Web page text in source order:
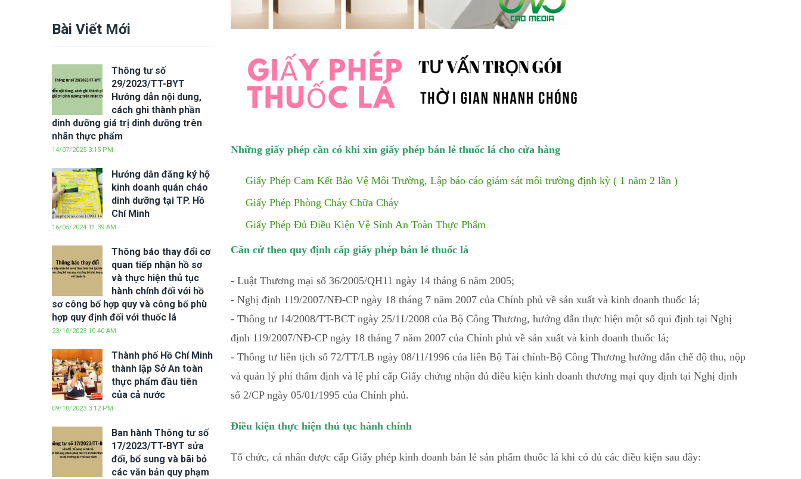
Những giấy phép cần có khi xin giấy phép bán lẻ thuốc lá cho cửa hàng
Giấy Phép Cam Kết Bảo Vệ Môi Trường, Lập báo cáo giám sát môi trường định kỳ ( 1 năm 2 lần )
Giấy Phép Phòng Cháy Chữa Cháy
Giấy Phép Đủ Điều Kiện Vệ Sinh An Toàn Thực Phẩm
Căn cứ theo quy định cấp giấy phép bán lẻ thuốc lá
- Luật Thương mại số 36/2005/QH11 ngày 14 tháng 6 năm 2005;
- Nghị định 119/2007/NĐ-CP ngày 18 tháng 7 năm 2007 của Chính phủ về sản xuất và kinh doanh thuốc lá;
- Thông tư 14/2008/TT-BCT ngày 25/11/2008 của Bộ Công Thương, hướng dẫn thực hiện một số qui định tại Nghị
định 119/2007/NĐ-CP ngày 18 tháng 7 năm 2007 của Chính phủ về sản xuất và kinh doanh thuốc lá;
- Thông tư liên tịch số 72/TT/LB ngày 08/11/1996 của liên Bộ Tài chính-Bộ Công Thương hướng dẫn chế độ thu, nộp
và quản lý phí thẩm định và lệ phí cấp Giấy chứng nhận đủ điều kiện kinh doanh thương mại quy định tại Nghị định
số 2/CP ngày 05/01/1995 của Chính phủ.
Điều kiện thực hiện thủ tục hành chính
Tổ chức, cá nhân được cấp Giấy phép kinh doanh bán lẻ sản phẩm thuốc lá khi có đủ các điều kiện sau đây:
Bài Viết Mới
Thông tư số
29/2023/TT-BYT
Hướng dẫn nội dung,
cách ghi thành phần
dinh dưỡng giá trị dinh dưỡng trên
nhãn thực phẩm
14/07/2025 3:15 PM
Hướng dẫn đăng ký hộ
kinh doanh quán cháo
dinh dưỡng tại TP. Hồ
Chí Minh
16/05/2024 11:39 AM
Thông báo thay đổi cơ
quan tiếp nhận hồ sơ
và thực hiện thủ tục
hành chính đối với hồ
sơ công bố hợp quy và công bố phù
hợp quy định đối với thuốc lá
23/10/2023 10:40 AM
Thành phố Hồ Chí Minh
thành lập Sở An toàn
thực phẩm đầu tiên
của cả nước
09/10/2023 3:12 PM
Ban hành Thông tư số
17/2023/TT-BYT sửa
đổi, bổ sung và bãi bỏ
các văn bản quy phạm